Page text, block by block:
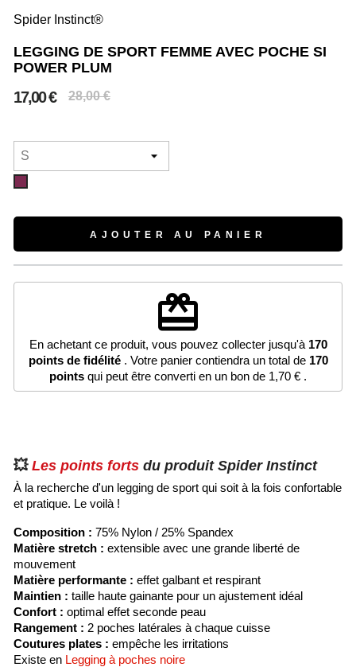
Spider Instinct®
LEGGING DE SPORT FEMME AVEC POCHE SI
POWER PLUM
17,00 € 28,00 €
AJOUTER AU PANIER
redeem
En achetant ce produit, vous pouvez collecter jusqu'à 170
points de fidélité. Votre panier contiendra un total de 170
points qui peut être converti en un bon de 1,70 € .
💥Les points fortsdu produit Spider Instinct
À la recherche d'un legging de sport qui soit à la fois confortable
et pratique. Le voilà !
Composition : 75% Nylon / 25% Spandex
Matière stretch : extensible avec une grande liberté de
mouvement
Matière performante : effet galbant et respirant
Maintien : taille haute gainante pour un ajustement idéal
Confort : optimal effet seconde peau
Rangement : 2 poches latérales à chaque cuisse
Coutures plates : empêche les irritations
Existe en Legging à poches noire